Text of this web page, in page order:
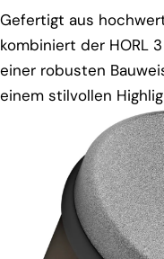
Gefertigt aus
kombiniert der HORL
einer robusten
einem stilvollen